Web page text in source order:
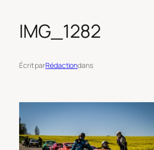
IMG_1282
Écrit parRédactiondans